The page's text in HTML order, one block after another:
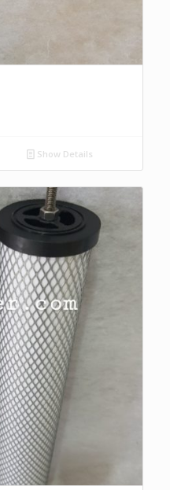
Show Details